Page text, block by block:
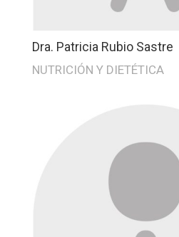
Dra. Patricia Rubio Sastre
NUTRICIÓN Y DIETÉTICA